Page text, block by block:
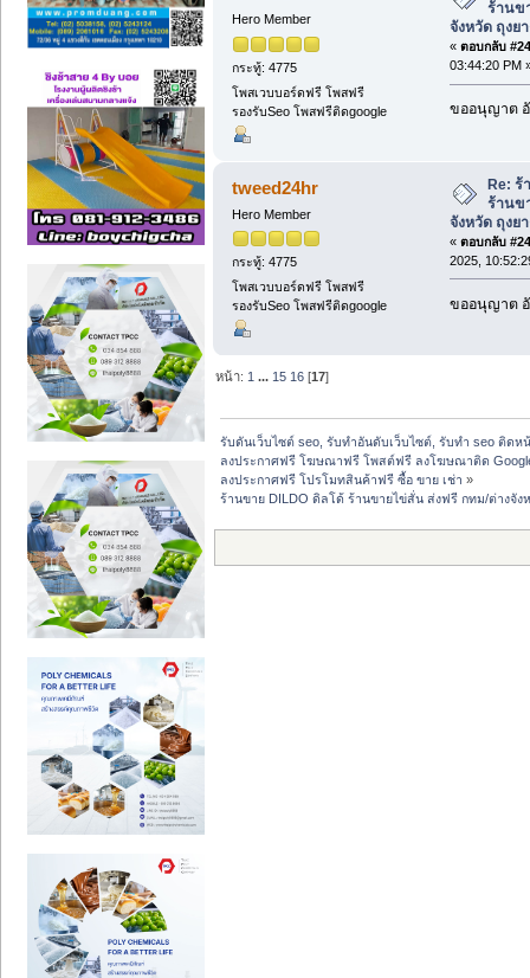
Hero Member
กระทู้: 4775
โพสเวบบอร์ดฟรี โพสฟรี
รองรับSeo โพสฟรีติดgoogle
ร้านข
จังหวัด ถุงย
« ตอบกลับ
03:44:20 PM
ขออนุญาต
tweed24hr
Hero Member
กระทู้: 4775
โพสเวบบอร์ดฟรี โพสฟรี
รองรับSeo โพสฟรีติดgoogle
Re: ร้
ร้านข
จังหวัด ถุงย
« ตอบกลับ
2025,
ขออนุญาต
หน้า: 1 ... 15 16 [17]
รับดันเว็บไซต์ seo, รับทำอันดับเว็บไซต์, รับทำ seo ติดห
ลงประกาศฟรี โฆษณาฟรี โพสต์ฟรี ลงโฆษณาติด
ลงประกาศฟรี โปรโมทสินค้าฟรี ซื้อ ขาย เช่า »
ร้านขาย DILDO ดิลโด้ ร้านขายไข่สั่น ส่งฟรี กทม/ต่างจัง